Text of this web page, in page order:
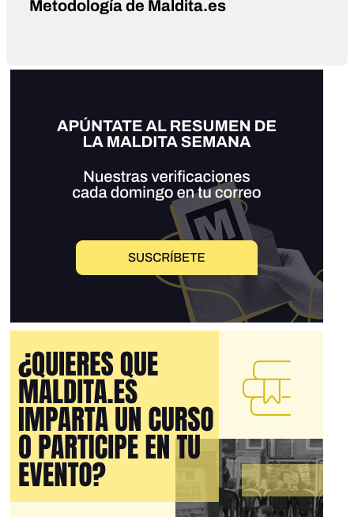
Metodología de Maldita.es